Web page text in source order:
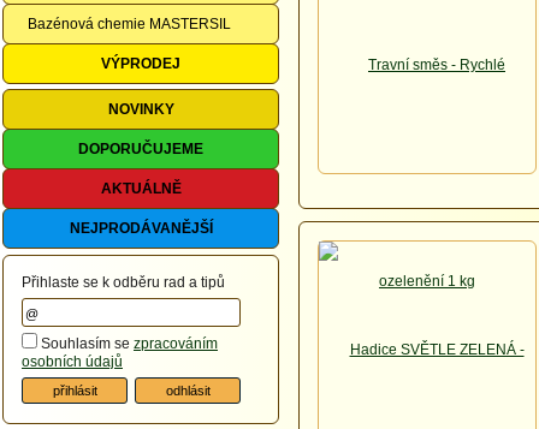
Bazénová chemie MASTERSIL
VÝPRODEJ
NOVINKY
DOPORUČUJEME
AKTUÁLNĚ
NEJPRODÁVANĚJŠÍ
Přihlaste se k odběru rad a tipů
Souhlasím se zpracováním
osobních údajů